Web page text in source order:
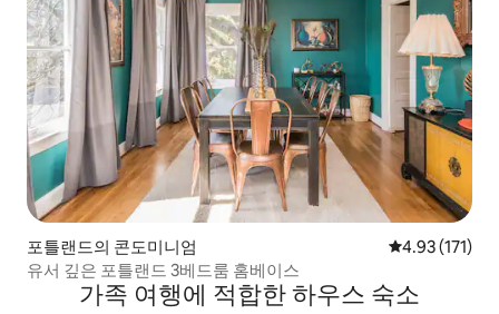
포틀랜드의 콘도미니엄 평점 4.93점(5
4.93 (171)
유서 깊은 포틀랜드 3베드룸 홈베이스
가족 여행에 적합한 하우스 숙소